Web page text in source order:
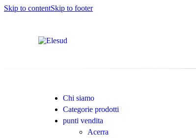
Skip to contentSkip to footer
Chi siamo
Categorie prodotti
punti vendita
Acerra